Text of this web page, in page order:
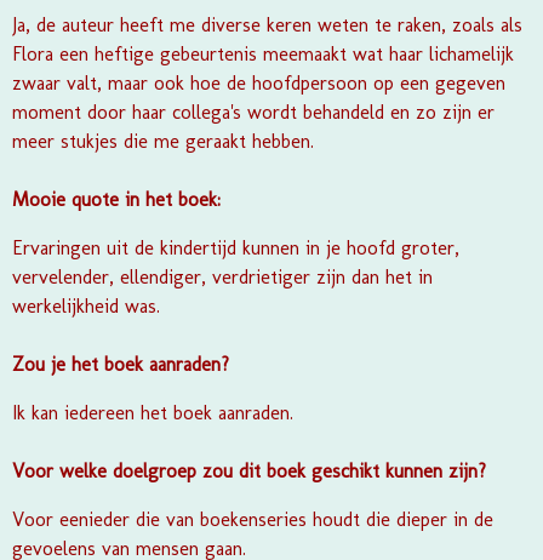
Ja, de auteur heeft me diverse keren weten te raken, zoals als
Flora een heftige gebeurtenis meemaakt wat haar lichamelijk
zwaar valt, maar ook hoe de hoofdpersoon op een gegeven
moment door haar collega's wordt behandeld en zo zijn er
meer stukjes die me geraakt hebben.
Mooie quote in het boek:
Ervaringen uit de kindertijd kunnen in je hoofd groter,
vervelender, ellendiger, verdrietiger zijn dan het in
werkelijkheid was.
Zou je het boek aanraden?
Ik kan iedereen het boek aanraden.
Voor welke doelgroep zou dit boek geschikt kunnen zijn?
Voor eenieder die van boekenseries houdt die dieper in de
gevoelens van mensen gaan.